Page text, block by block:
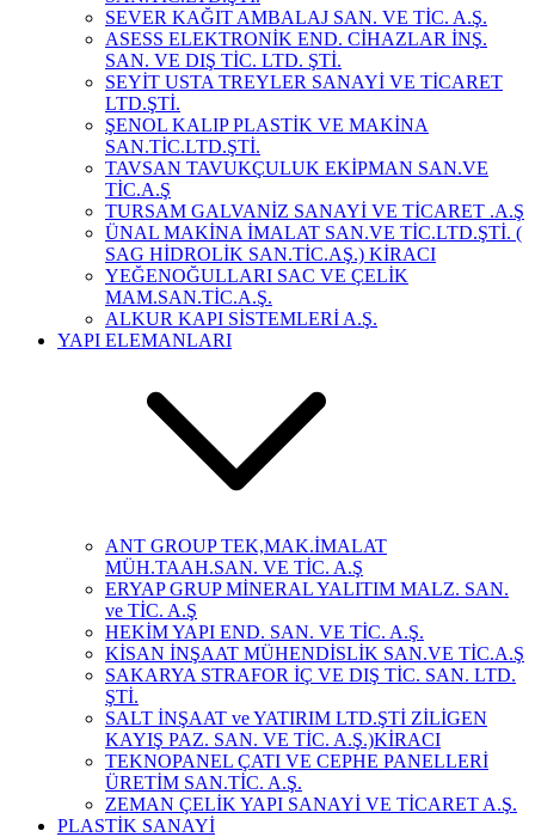
SEVER KAĞIT AMBALAJ SAN. VE TİC. A.Ş.
ASESS ELEKTRONİK END. CİHAZLAR İNŞ.
SAN. VE DIŞ TİC. LTD. ŞTİ.
SEYİT USTA TREYLER SANAYİ VE TİCARET
LTD.ŞTİ.
ŞENOL KALIP PLASTİK VE MAKİNA
SAN.TİC.LTD.ŞTİ.
TAVSAN TAVUKÇULUK EKİPMAN SAN.VE
TİC.A.Ş
TURSAM GALVANİZ SANAYİ VE TİCARET .A.Ş
ÜNAL MAKİNA İMALAT SAN.VE TİC.LTD.ŞTİ. (
SAG HİDROLİK SAN.TİC.AŞ.) KİRACI
YEĞENOĞULLARI SAC VE ÇELİK
MAM.SAN.TİC.A.Ş.
ALKUR KAPI SİSTEMLERİ A.Ş.
YAPI ELEMANLARI
ANT GROUP TEK,MAK.İMALAT
MÜH.TAAH.SAN. VE TİC. A.Ş
ERYAP GRUP MİNERAL YALITIM MALZ. SAN.
ve TİC. A.Ş
HEKİM YAPI END. SAN. VE TİC. A.Ş.
KİSAN İNŞAAT MÜHENDİSLİK SAN.VE TİC.A.Ş
SAKARYA STRAFOR İÇ VE DIŞ TİC. SAN. LTD.
ŞTİ.
SALT İNŞAAT ve YATIRIM LTD.ŞTİ ZİLİGEN
KAYIŞ PAZ. SAN. VE TİC. A.Ş.)KİRACI
TEKNOPANEL ÇATI VE CEPHE PANELLERİ
ÜRETİM SAN.TİC. A.Ş.
ZEMAN ÇELİK YAPI SANAYİ VE TİCARET A.Ş.
PLASTİK SANAYİ